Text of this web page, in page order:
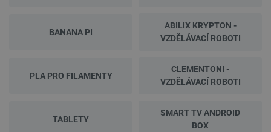
BANANA PI
ABILIX KRYPTON -
VZDĚLÁVACÍ ROBOTI
PLA PRO FILAMENTY
CLEMENTONI -
VZDĚLÁVACÍ ROBOTI
TABLETY
SMART TV ANDROID
BOX